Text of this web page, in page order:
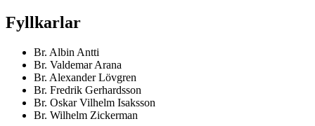
Fyllkarlar
Br. Albin Antti
Br. Valdemar Arana
Br. Alexander Lövgren
Br. Fredrik Gerhardsson
Br. Oskar Vilhelm Isaksson
Br. Wilhelm Zickerman